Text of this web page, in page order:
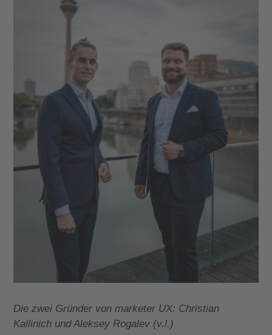
Die zwei Gründer von marketer UX: Christian
Kallinich und Aleksey Rogalev (v.l.)